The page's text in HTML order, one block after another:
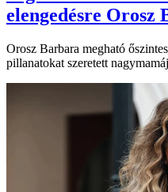
elengedésre Orosz
Orosz Barbara megható
pillanatokat szeretett